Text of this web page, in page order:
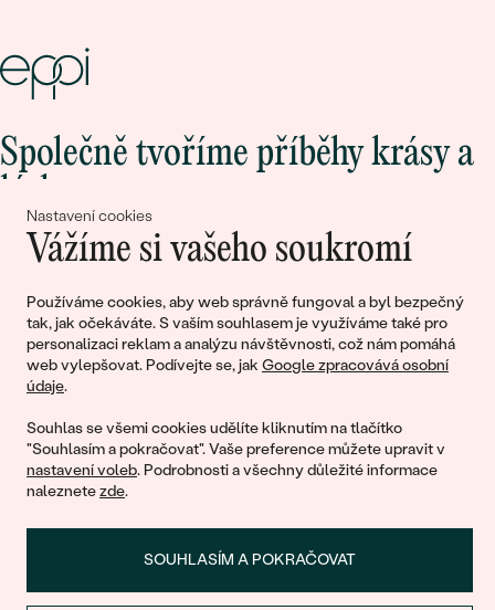
Nastavení cookies
Vážíme si vašeho soukromí
Používáme cookies, aby web správně fungoval a byl bezpečný
tak, jak očekáváte. S vaším souhlasem je využíváme také pro
personalizaci reklam a analýzu návštěvnosti, což nám pomáhá
web vylepšovat. Podívejte se, jak Google zpracovává osobní
údaje.
Souhlas se všemi cookies udělíte kliknutím na tlačítko
"Souhlasím a pokračovat". Vaše preference můžete upravit v
nastavení voleb. Podrobnosti a všechny důležité informace
naleznetezde.
SOUHLASÍM A POKRAČOVAT
Společně tvoříme příběhy krásy a
Připojte se k nám!
© 2011 - 2026, Eppi.cz